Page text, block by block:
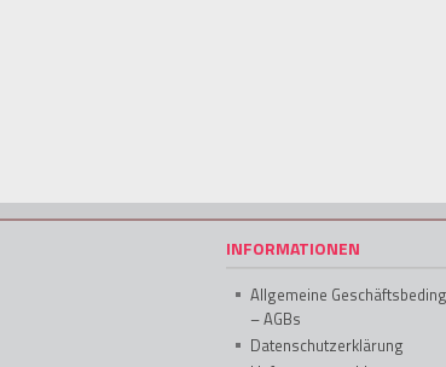
INFORMATIONEN
Allgemeine
– AGBs
Datenschutzerklärung